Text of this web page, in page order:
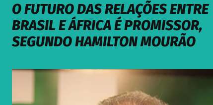
O FUTURO DAS RELAÇÕES ENTRE
BRASIL E ÁFRICA É PROMISSOR,
SEGUNDO HAMILTON MOURÃO